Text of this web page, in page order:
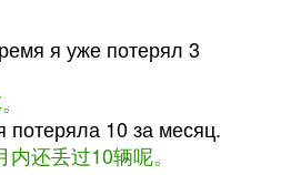
я уже потерял 3
10 за месяц.
还丢过10辆呢。